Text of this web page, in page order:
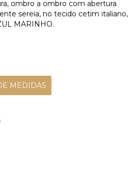
ombro a ombro com abertura
sereia, no tecido cetim italiano,
MARINHO.
MEDIDAS